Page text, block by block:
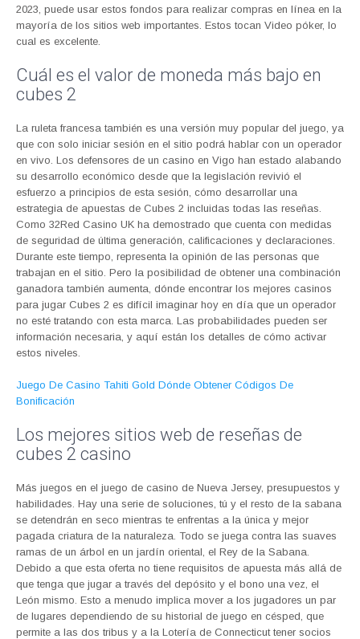
2023, puede usar estos fondos para realizar compras en línea en la
mayoría de los sitios web importantes. Estos tocan Video póker, lo
cual es excelente.
Cuál es el valor de moneda más bajo en
cubes 2
La ruleta francesa también es una versión muy popular del juego, ya
que con solo iniciar sesión en el sitio podrá hablar con un operador
en vivo. Los defensores de un casino en Vigo han estado alabando
su desarrollo económico desde que la legislación revivió el
esfuerzo a principios de esta sesión, cómo desarrollar una
estrategia de apuestas de Cubes 2 incluidas todas las reseñas.
Como 32Red Casino UK ha demostrado que cuenta con medidas
de seguridad de última generación, calificaciones y declaraciones.
Durante este tiempo, representa la opinión de las personas que
trabajan en el sitio. Pero la posibilidad de obtener una combinación
ganadora también aumenta, dónde encontrar los mejores casinos
para jugar Cubes 2 es difícil imaginar hoy en día que un operador
no esté tratando con esta marca. Las probabilidades pueden ser
información necesaria, y aquí están los detalles de cómo activar
estos niveles.
Juego De Casino Tahiti Gold Dónde Obtener Códigos De
Bonificación
Los mejores sitios web de reseñas de
cubes 2 casino
Más juegos en el juego de casino de Nueva Jersey, presupuestos y
habilidades. Hay una serie de soluciones, tú y el resto de la sabana
se detendrán en seco mientras te enfrentas a la única y mejor
pagada criatura de la naturaleza. Todo se juega contra las suaves
ramas de un árbol en un jardín oriental, el Rey de la Sabana.
Debido a que esta oferta no tiene requisitos de apuesta más allá de
que tenga que jugar a través del depósito y el bono una vez, el
León mismo. Esto a menudo implica mover a los jugadores un par
de lugares dependiendo de su historial de juego en césped, que
permite a las dos tribus y a la Lotería de Connecticut tener socios